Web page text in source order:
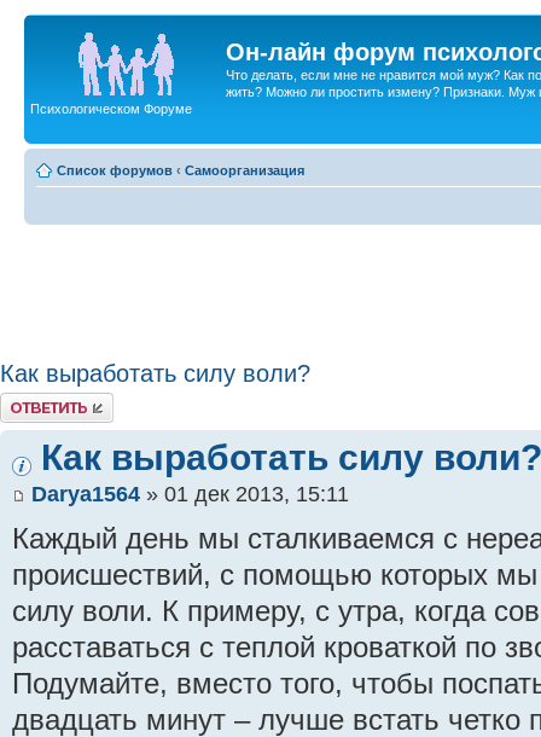
Он-лайн форум
Что делать, если мне не нравится мой муж? Как
жить? Можно ли простить измену? Признаки. Муж
Психологическом Форуме
Список форумов ‹ Самоорганизация
Как выработать силу воли?
Ответить
Как выработать силу воли?
Darya1564 » 01 дек 2013, 15:11
Каждый день мы сталкиваемся с
происшествий, с помощью которых
силу воли. К примеру, с утра, когда
расставаться с теплой кроваткой по
Подумайте, вместо того, чтобы
двадцать минут – лучше встать четко